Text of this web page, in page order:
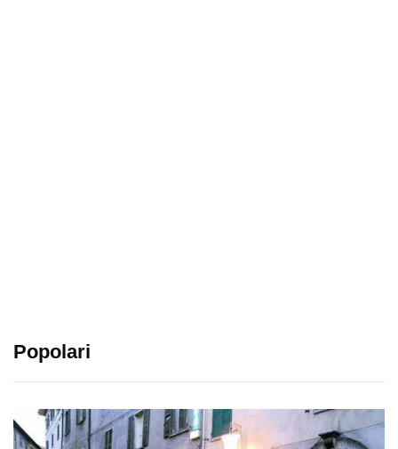
Popolari